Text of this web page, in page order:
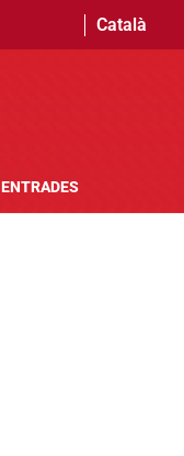
Català
ENTRADES